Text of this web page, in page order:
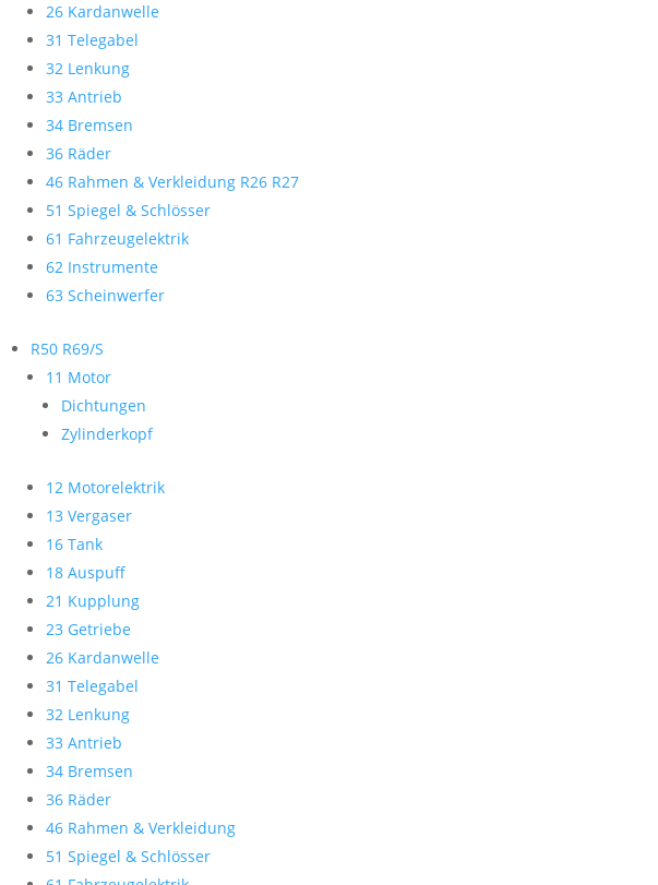
26 Kardanwelle
31 Telegabel
32 Lenkung
33 Antrieb
34 Bremsen
36 Räder
46 Rahmen & Verkleidung R26 R27
51 Spiegel & Schlösser
61 Fahrzeugelektrik
62 Instrumente
63 Scheinwerfer
R50 R69/S
11 Motor
Dichtungen
Zylinderkopf
12 Motorelektrik
13 Vergaser
16 Tank
18 Auspuff
21 Kupplung
23 Getriebe
26 Kardanwelle
31 Telegabel
32 Lenkung
33 Antrieb
34 Bremsen
36 Räder
46 Rahmen & Verkleidung
51 Spiegel & Schlösser